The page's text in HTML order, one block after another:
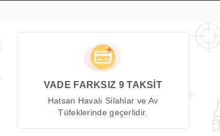
VADE FARKSIZ 9 TAKSİT
Hatsan Havalı Silahlar ve Av
Tüfeklerinde geçerlidir.